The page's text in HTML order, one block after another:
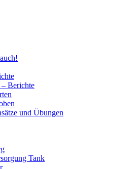
– Berichte
und Übungen
Tank